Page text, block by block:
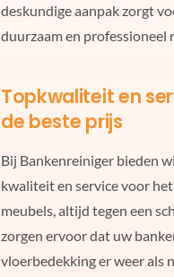
deskundige aanpak zorgt
duurzaam en professioneel
Topkwaliteit en
de beste prijs
Bij Bankenreiniger bieden
kwaliteit en service voor
meubels, altijd tegen een
zorgen ervoor dat uw
vloerbedekking er weer als